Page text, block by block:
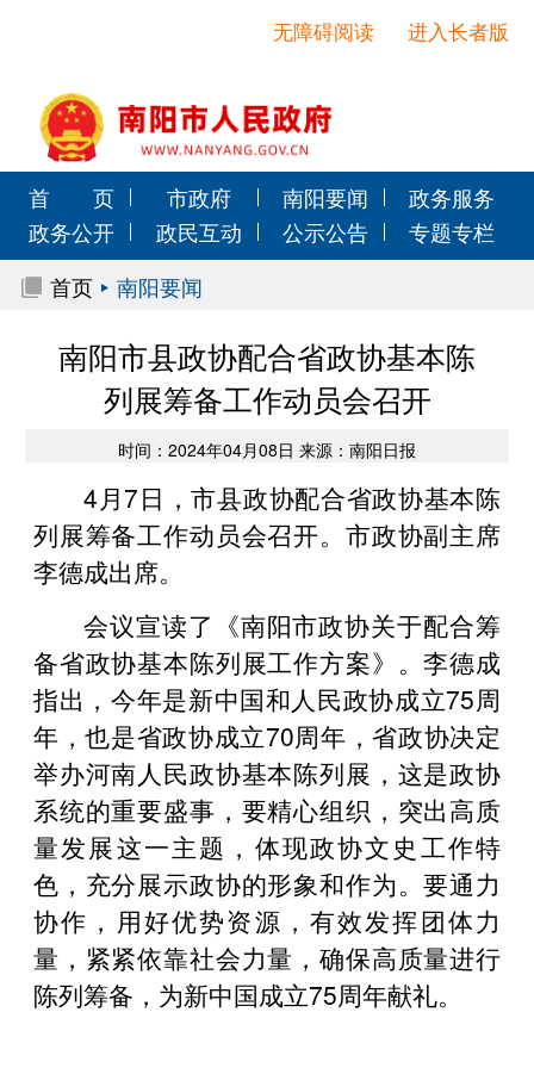
进入长者版
无障碍阅读
首 页 市政府 南阳要闻
政务服务
政务公开
政民互动 公示公告
专题专栏
首页
南阳要闻
南阳市县政协配合省政协基本陈
列展筹备工作动员会召开
时间：2024年04月08日 来源：南阳日报
4月7日，市县政协配合省政协基本陈
列展筹备工作动员会召开。市政协副主席
李德成出席。
会议宣读了《南阳市政协关于配合筹
备省政协基本陈列展工作方案》。李德成
指出，今年是新中国和人民政协成立75周
年，也是省政协成立70周年，省政协决定
举办河南人民政协基本陈列展，这是政协
系统的重要盛事，要精心组织，突出高质
量发展这一主题，体现政协文史工作特
色，充分展示政协的形象和作为。要通力
协作，用好优势资源，有效发挥团体力
量，紧紧依靠社会力量，确保高质量进行
陈列筹备，为新中国成立75周年献礼。